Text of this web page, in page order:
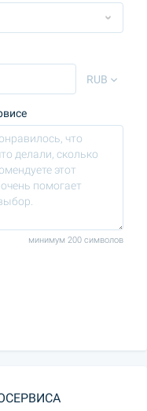
RUB
минимум 200 символов